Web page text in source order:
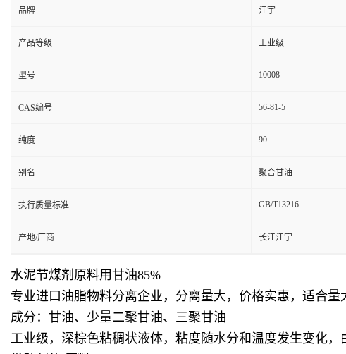
品牌 江宇
产品等级 工业级
型号 10008
CAS编号 56-81-5
纯度 90
别名 聚合甘油
执行质量标准 GB/T13216
产地/厂商 长江江宇
水泥节煤剂原料用甘油85%
专业进口油脂物料分离企业，分离量大，价格实惠，适合量
成分：甘油、少量二聚甘油、三聚甘油
工业级，深棕色粘稠状液体，粘度随水分和温度发生变化